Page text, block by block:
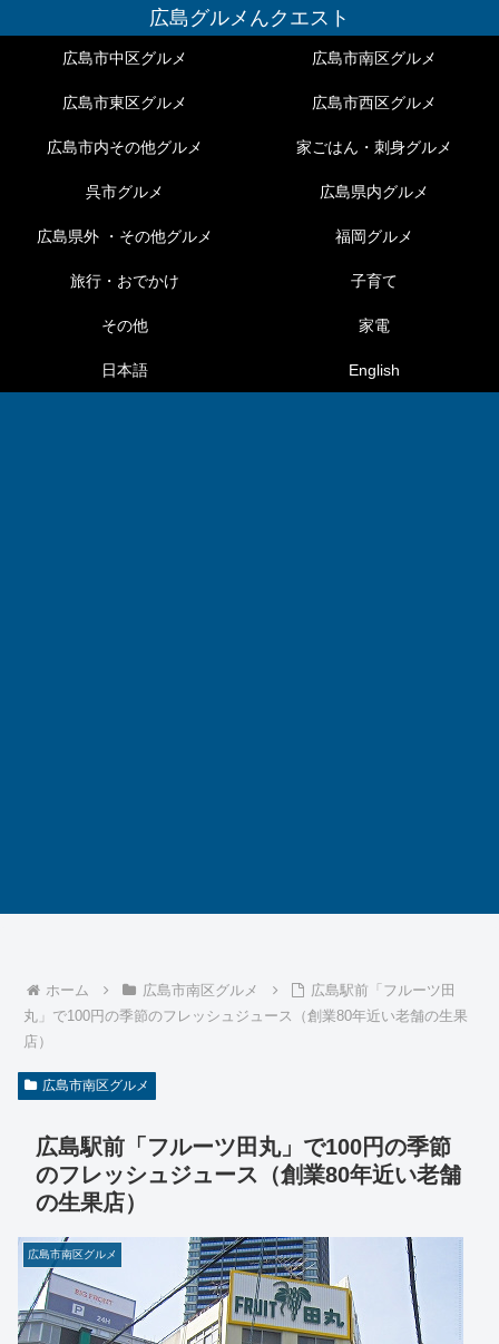
広島グルメんクエスト
広島市中区グルメ 広島市南区グルメ
広島市東区グルメ 広島市西区グルメ
広島市内その他グルメ 家ごはん・刺身グルメ
呉市グルメ 広島県内グルメ
広島県外 ・その他グルメ 福岡グルメ
旅行・おでかけ 子育て
その他 家電
日本語 English
ホーム 広島市南区グルメ
広島駅前「フルーツ田
丸」で100円の季節のフレッシュジュース（創業80年近い老舗の生果
店）
広島市南区グルメ
広島駅前「フルーツ田丸」で100円の季節
のフレッシュジュース（創業80年近い老舗
の生果店）
広島市南区グルメ